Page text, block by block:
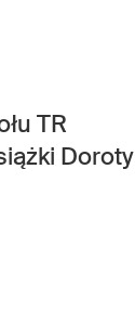
TR
Doroty